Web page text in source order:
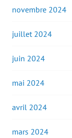
novembre 2024
juillet 2024
juin 2024
mai 2024
avril 2024
mars 2024